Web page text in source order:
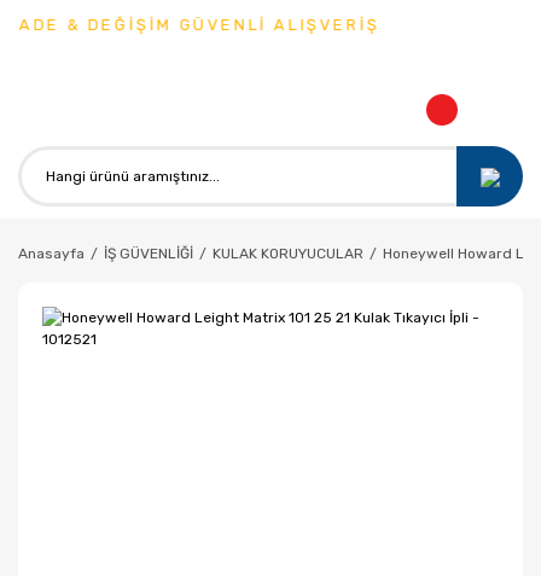
& DEĞİŞİM GÜVENLİ ALIŞVERİŞ
Anasayfa İŞ GÜVENLİĞİ KULAK KORUYUCULAR Honeywell Howard